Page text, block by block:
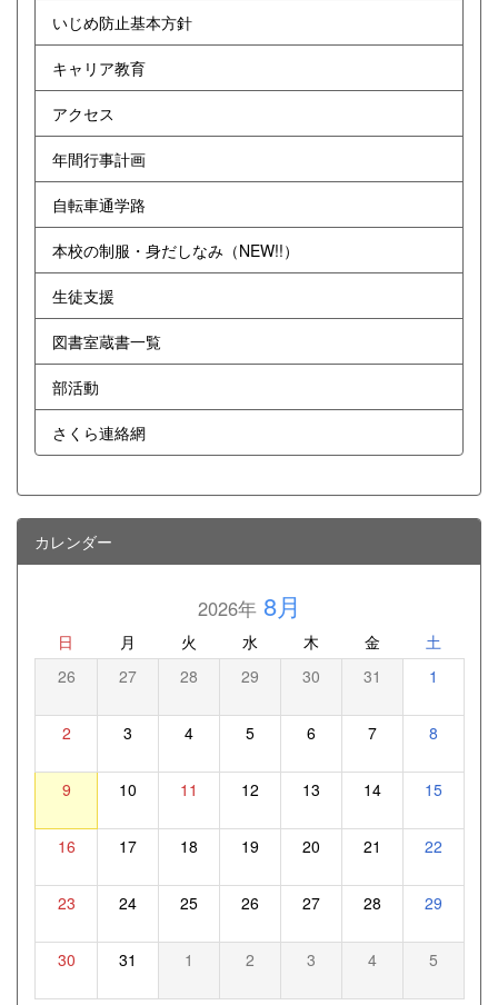
いじめ防止基本方針
キャリア教育
アクセス
年間行事計画
自転車通学路
本校の制服・身だしなみ（NEW!!）
生徒支援
図書室蔵書一覧
部活動
さくら連絡網
カレンダー
2026年8月
日 月 火 水 木 金 土
26 27 28 29 30 31 1
2 3 4 5 6 7 8
9 10 11 12 13 14 15
16 17 18 19 20 21 22
23 24 25 26 27 28 29
30 31 1 2 3 4 5